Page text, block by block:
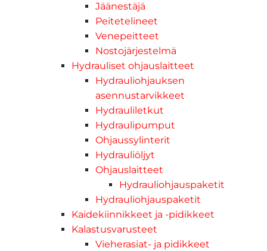
Jäänestäjä
Peitetelineet
Venepeitteet
Nostojärjestelmä
Hydrauliset ohjauslaitteet
Hydrauliohjauksen
asennustarvikkeet
Hydrauliletkut
Hydraulipumput
Ohjaussylinterit
Hydrauliöljyt
Ohjauslaitteet
Hydrauliohjauspaketit
Hydrauliohjauspaketit
Kaidekiinnikkeet ja -pidikkeet
Kalastusvarusteet
Vieherasiat- ja pidikkeet